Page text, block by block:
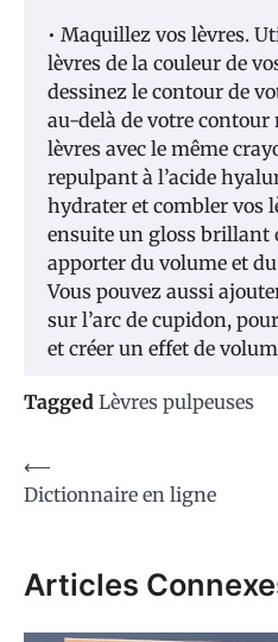
• Maquillez vos lèvres.
lèvres de la couleur de
dessinez le contour de
au-delà de votre contour
lèvres avec le même
repulpant à l’acide
hydrater et combler vos
ensuite un gloss brillant
apporter du volume et
Vous pouvez aussi
sur l’arc de cupidon,
et créer un effet de
Tagged Lèvres pulpeuses
Navigation
de
⟵
Dictionnaire en ligne
Articles